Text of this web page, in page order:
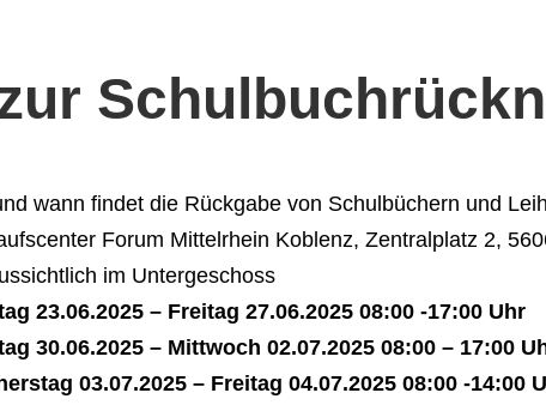
wann findet die Rückgabe von Schulbüchern und
Forum Mittelrhein Koblenz, Zentralplatz 2,
im Untergeschoss
23.06.2025 – Freitag 27.06.2025 08:00 -17:00 Uhr
30.06.2025 – Mittwoch 02.07.2025 08:00 – 17:00
03.07.2025 – Freitag 04.07.2025 08:00 -14:00